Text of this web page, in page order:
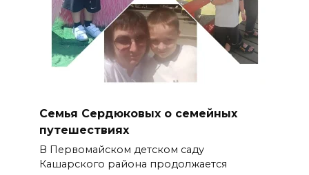
Семья Сердюковых о семейных
путешествиях
В Первомайском детском саду
Кашарского района продолжается